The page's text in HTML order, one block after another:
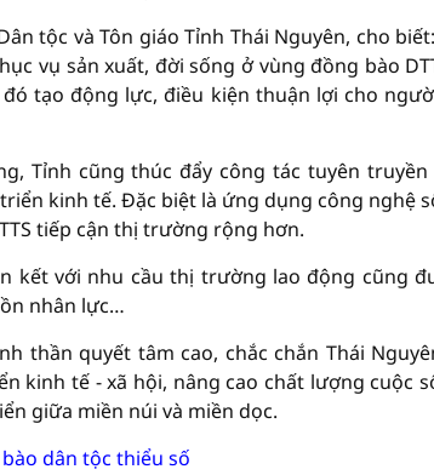
tộc và Tôn giáo Tỉnh Thái Nguyên, cho
vụ sản xuất, đời sống ở vùng đồng bào
tạo động lực, điều kiện thuận lợi cho
Tỉnh cũng thúc đẩy công tác tuyên
kinh tế. Đặc biệt là ứng dụng công nghệ
tiếp cận thị trường rộng hơn.
kết với nhu cầu thị trường lao động cũng
nhân lực…
thần quyết tâm cao, chắc chắn Thái
kinh tế - xã hội, nâng cao chất lượng cuộc
giữa miền núi và miền dọc.
dân tộc thiểu số